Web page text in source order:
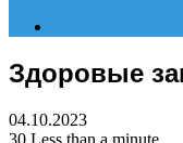
Здоровые
04.10.2023
30 Less than a minute